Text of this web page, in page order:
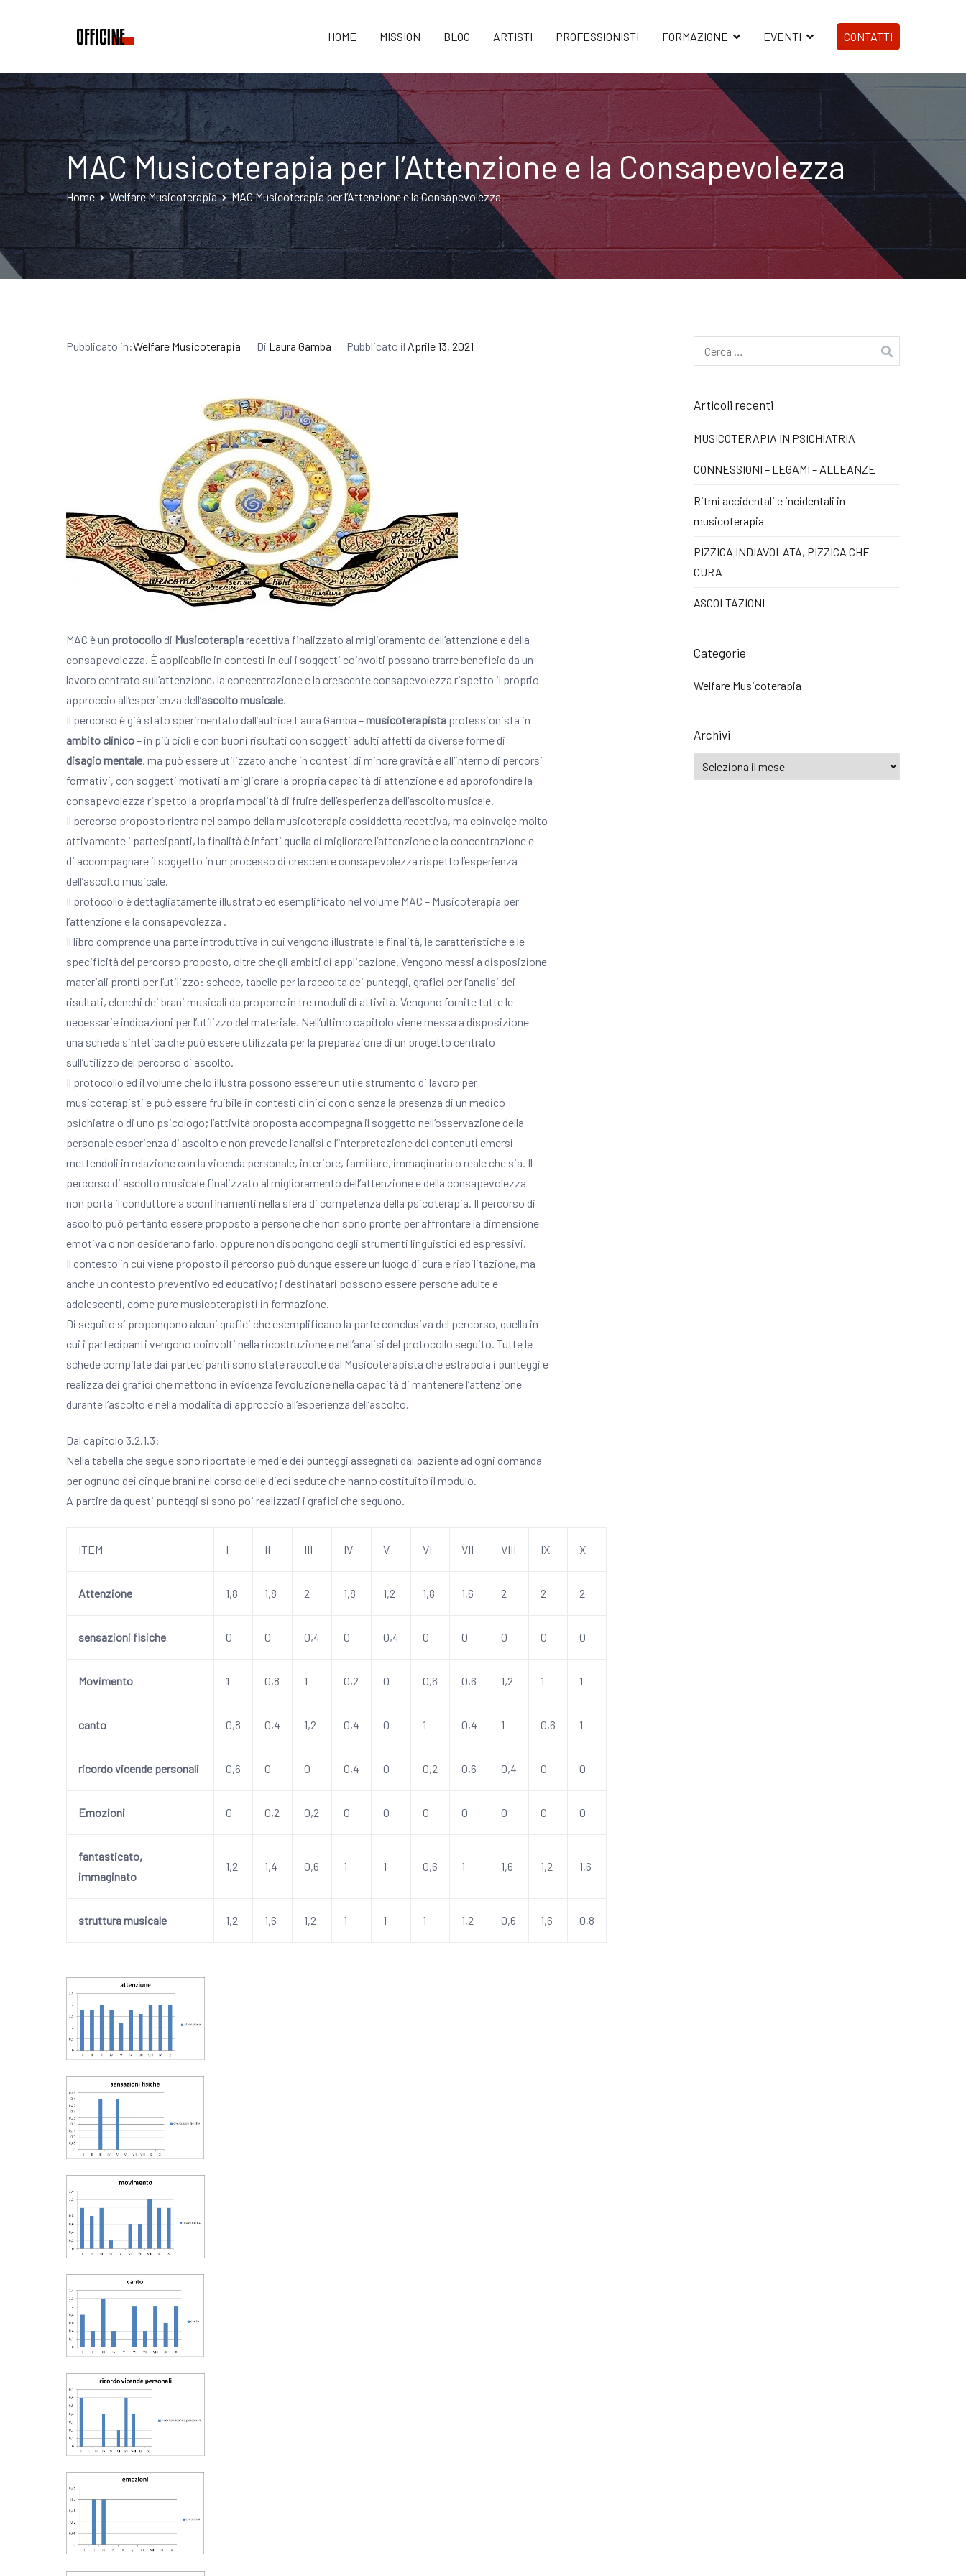
HOME MISSION BLOG ARTISTI PROFESSIONISTI FORMAZIONE EVENTI CONTATTI
MAC Musicoterapia per l’Attenzione e la Consapevolezza
Home Welfare Musicoterapia MAC Musicoterapia per l’Attenzione e la Consapevolezza
Pubblicato in:Welfare Musicoterapia Di Laura Gamba Pubblicato il Aprile 13, 2021
MAC è un protocollo di Musicoterapiarecettiva finalizzato al miglioramento dell’attenzione e della
consapevolezza. È applicabile in contesti in cui i soggetti coinvolti possano trarre beneficio da un
lavoro centrato sull’attenzione, la concentrazione e la crescente consapevolezza rispetto il proprio
approccio all’esperienza dell’ascolto musicale.
Il percorso è già stato sperimentato dall’autrice Laura Gamba –musicoterapista professionista in
ambito clinico– in più cicli e con buoni risultati con soggetti adulti affetti da diverse forme di
disagio mentale, ma può essere utilizzato anche in contesti di minore gravità e all’interno di percorsi
formativi, con soggetti motivati a migliorare la propria capacità di attenzione e ad approfondire la
consapevolezza rispetto la propria modalità di fruire dell’esperienza dell’ascolto musicale.
Il percorso proposto rientra nel campo della musicoterapia cosiddetta recettiva, ma coinvolge molto
attivamente i partecipanti, la finalità è infatti quella di migliorare l’attenzione e la concentrazione e
di accompagnare il soggetto in un processo di crescente consapevolezza rispetto l’esperienza
dell’ascolto musicale.
Il protocollo è dettagliatamente illustrato ed esemplificato nel volume MAC – Musicoterapia per
l’attenzione e la consapevolezza .
Il libro comprende una parte introduttiva in cui vengono illustrate le finalità, le caratteristiche e le
specificità del percorso proposto, oltre che gli ambiti di applicazione. Vengono messi a disposizione
materiali pronti per l’utilizzo: schede, tabelle per la raccolta dei punteggi, grafici per l’analisi dei
risultati, elenchi dei brani musicali da proporre in tre moduli di attività. Vengono fornite tutte le
necessarie indicazioni per l’utilizzo del materiale. Nell’ultimo capitolo viene messa a disposizione
una scheda sintetica che può essere utilizzata per la preparazione di un progetto centrato
sull’utilizzo del percorso di ascolto.
Il protocollo ed il volume che lo illustra possono essere un utile strumento di lavoro per
musicoterapisti e può essere fruibile in contesti clinici con o senza la presenza di un medico
psichiatra o di uno psicologo; l’attività proposta accompagna il soggetto nell’osservazione della
personale esperienza di ascolto e non prevede l’analisi e l’interpretazione dei contenuti emersi
mettendoli in relazione con la vicenda personale, interiore, familiare, immaginaria o reale che sia. Il
percorso di ascolto musicale finalizzato al miglioramento dell’attenzione e della consapevolezza
non porta il conduttore a sconfinamenti nella sfera di competenza della psicoterapia. Il percorso di
ascolto può pertanto essere proposto a persone che non sono pronte per affrontare la dimensione
emotiva o non desiderano farlo, oppure non dispongono degli strumenti linguistici ed espressivi.
Il contesto in cui viene proposto il percorso può dunque essere un luogo di cura e riabilitazione, ma
anche un contesto preventivo ed educativo; i destinatari possono essere persone adulte e
adolescenti, come pure musicoterapisti in formazione.
Di seguito si propongono alcuni grafici che esemplificano la parte conclusiva del percorso, quella in
cui i partecipanti vengono coinvolti nella ricostruzione e nell’analisi del protocollo seguito. Tutte le
schede compilate dai partecipanti sono state raccolte dal Musicoterapista che estrapola i punteggi e
realizza dei grafici che mettono in evidenza l’evoluzione nella capacità di mantenere l’attenzione
durante l’ascolto e nella modalità di approccio all’esperienza dell’ascolto.
Dal capitolo 3.2.1.3:
Nella tabella che segue sono riportate le medie dei punteggi assegnati dal paziente ad ogni domanda
per ognuno dei cinque brani nel corso delle dieci sedute che hanno costituito il modulo.
A partire da questi punteggi si sono poi realizzati i grafici che seguono.
ITEM I II III IV V VI VII VIII IX X
Attenzione 1,8 1,8 2 1,8 1,2 1,8 1,6 2 2 2
sensazioni fisiche 0 0 0,4 0 0,4 0 0 0 0 0
Movimento 1 0,8 1 0,2 0 0,6 0,6 1,2 1 1
canto 0,8 0,4 1,2 0,4 0 1 0,4 1 0,6 1
ricordo vicende personali 0,6 0 0 0,4 0 0,2 0,6 0,4 0 0
Emozioni 0 0,2 0,2 0 0 0 0 0 0 0
fantasticato,
immaginato
1,2 1,4 0,6 1 1 0,6 1 1,6 1,2 1,6
struttura musicale 1,2 1,6 1,2 1 1 1 1,2 0,6 1,6 0,8
Ricerca
per:
Articoli recenti
MUSICOTERAPIA IN PSICHIATRIA
CONNESSIONI – LEGAMI – ALLEANZE
Ritmi accidentali e incidentali in
musicoterapia
PIZZICA INDIAVOLATA, PIZZICA CHE
CURA
ASCOLTAZIONI
Categorie
Welfare Musicoterapia
Archivi
Archivi